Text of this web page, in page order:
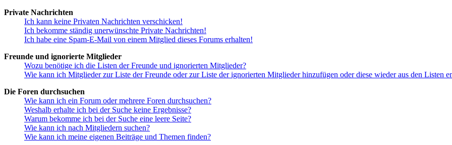
Private Nachrichten
Ich kann keine Privaten Nachrichten verschicken!
Ich bekomme ständig unerwünschte Private Nachrichten!
Ich habe eine Spam-E-Mail von einem Mitglied dieses Forums erhalten!
Freunde und ignorierte Mitglieder
Wozu benötige ich die Listen der Freunde und ignorierten Mitglieder?
Wie kann ich Mitglieder zur Liste der Freunde oder zur Liste der ignorierten Mitglieder hinzufügen oder diese wieder aus den Listen
Die Foren durchsuchen
Wie kann ich ein Forum oder mehrere Foren durchsuchen?
Weshalb erhalte ich bei der Suche keine Ergebnisse?
Warum bekomme ich bei der Suche eine leere Seite?
Wie kann ich nach Mitgliedern suchen?
Wie kann ich meine eigenen Beiträge und Themen finden?